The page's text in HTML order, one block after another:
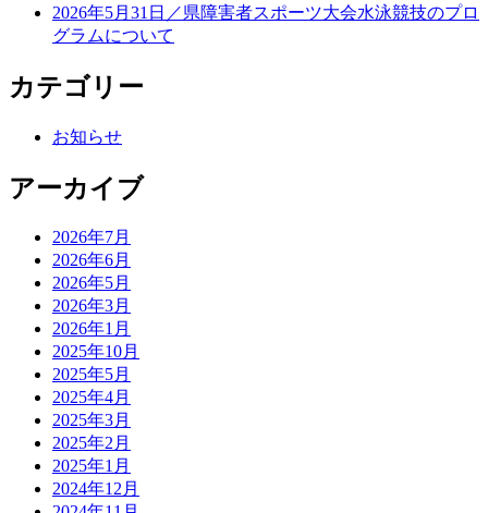
2026年5月31日／県障害者スポーツ大会水泳競技のプロ
グラムについて
カテゴリー
お知らせ
アーカイブ
2026年7月
2026年6月
2026年5月
2026年3月
2026年1月
2025年10月
2025年5月
2025年4月
2025年3月
2025年2月
2025年1月
2024年12月